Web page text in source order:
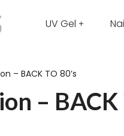
UV Gel
– BACK TO 80’s
– BACK